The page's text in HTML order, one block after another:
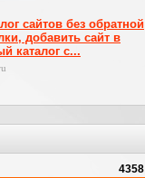
сайтов без обратной
добавить сайт в
каталог с...
4358